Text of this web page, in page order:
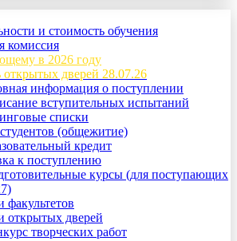
и стоимость обучения
комиссия
в 2026 году
открытых дверей 28.07.26
информация о поступлении
вступительных испытаний
списки
(общежитие)
кредит
к поступлению
курсы (для поступающих
факультетов
открытых дверей
творческих работ